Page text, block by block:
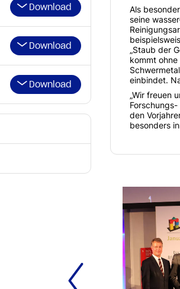
Download
Download
Download
Als
seine
„Staub der
kommt
einbindet.
„Wir freuen
den
besonders